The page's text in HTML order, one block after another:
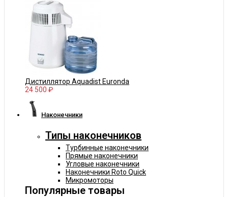
Дистиллятор Aquadist Euronda
24 500 ₽
Наконечники
Типы наконечников
Турбинные наконечники
Прямые наконечники
Угловые наконечники
Наконечники Roto Quick
Микромоторы
Популярные товары